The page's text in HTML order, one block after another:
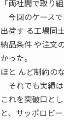
「両社間で取り
今回のケース
出荷す る工場同
納品条件 や注文
かった。
ほと んど制約の
それでも実績は
これを突破口と
と、サッポロビ